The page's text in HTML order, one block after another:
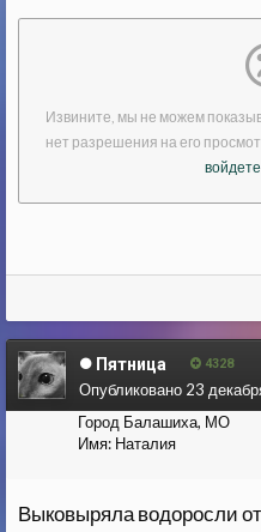
Пятница 4328
Город Балашиха, МО
Имя: Наталия
Опубликовано 23
Выковыряла водоросли